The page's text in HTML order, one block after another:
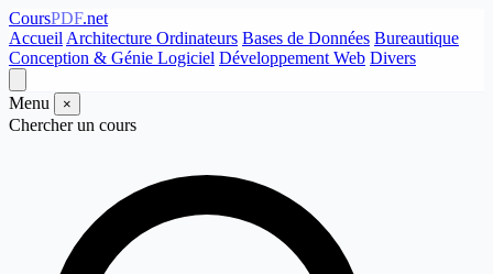
CoursPDF.net
Accueil Architecture Ordinateurs Bases de Données Bureautique
Conception & Génie Logiciel Développement Web Divers
Menu ×
Chercher un cours